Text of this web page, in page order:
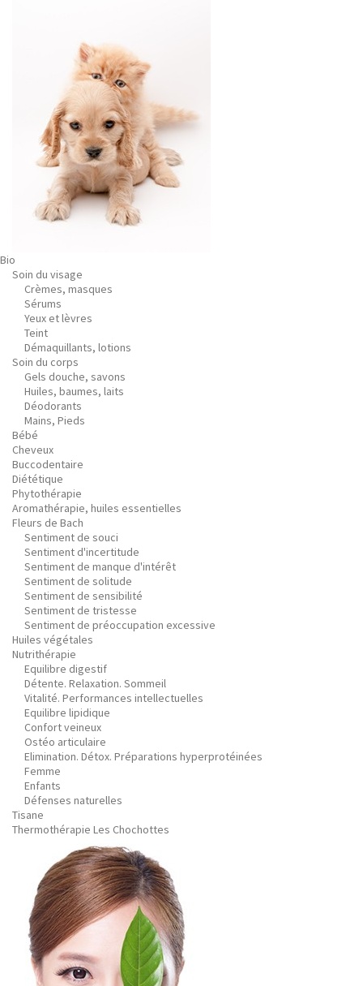
Bio
Soin du visage
Crèmes, masques
Sérums
Yeux et lèvres
Teint
Démaquillants, lotions
Soin du corps
Gels douche, savons
Huiles, baumes, laits
Déodorants
Mains, Pieds
Bébé
Cheveux
Buccodentaire
Diététique
Phytothérapie
Aromathérapie, huiles essentielles
Fleurs de Bach
Sentiment de souci
Sentiment d'incertitude
Sentiment de manque d'intérêt
Sentiment de solitude
Sentiment de sensibilité
Sentiment de tristesse
Sentiment de préoccupation excessive
Huiles végétales
Nutrithérapie
Equilibre digestif
Détente. Relaxation. Sommeil
Vitalité. Performances intellectuelles
Equilibre lipidique
Confort veineux
Ostéo articulaire
Elimination. Détox. Préparations hyperprotéinées
Femme
Enfants
Défenses naturelles
Tisane
Thermothérapie Les Chochottes